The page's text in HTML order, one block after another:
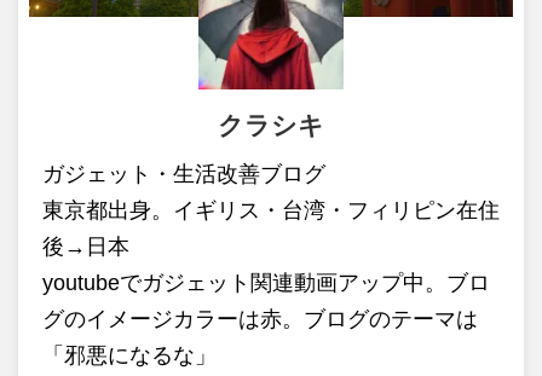
クラシキ
ガジェット・生活改善ブログ
東京都出身。イギリス・台湾・フィリピン在住
後→日本
youtubeでガジェット関連動画アップ中。ブロ
グのイメージカラーは赤。ブログのテーマは
「邪悪になるな」